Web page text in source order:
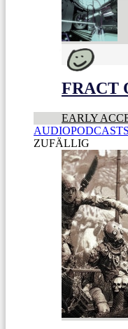
FRACT
EARLY
AUDIOPODCASTS
ZUFÄLLIG